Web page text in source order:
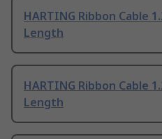
HARTING Ribbon Cable
Length
HARTING Ribbon Cable
Length